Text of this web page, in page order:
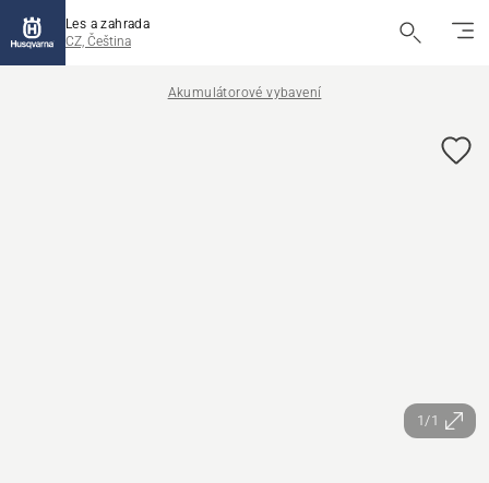
Les a zahrada
CZ, Čeština
Akumulátorové vybavení
1/1